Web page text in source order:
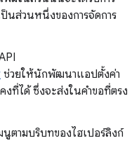
นส่วนหนึ่งของการจัดการ
ช่วยให้นักพัฒนาแอปตั้งค่า
ที่ได้ ซึ่งจะส่งในคำขอที่ตรง
ตามบริบทของไฮเปอร์ลิงก์